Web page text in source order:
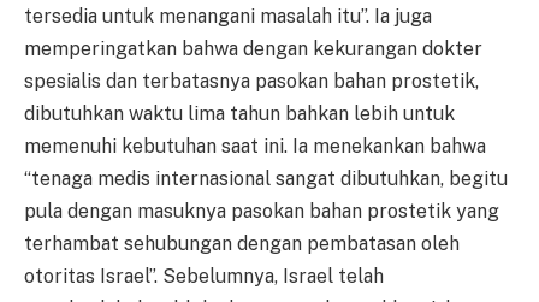
tersedia untuk menangani masalah itu”. Ia juga
memperingatkan bahwa dengan kekurangan dokter
spesialis dan terbatasnya pasokan bahan prostetik,
dibutuhkan waktu lima tahun bahkan lebih untuk
memenuhi kebutuhan saat ini. Ia menekankan bahwa
“tenaga medis internasional sangat dibutuhkan, begitu
pula dengan masuknya pasokan bahan prostetik yang
terhambat sehubungan dengan pembatasan oleh
otoritas Israel”. Sebelumnya, Israel telah